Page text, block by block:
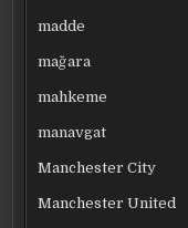
madde
mağara
mahkeme
manavgat
Manchester City
Manchester United